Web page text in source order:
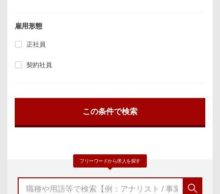
雇用形態
正社員
契約社員
フリーワードから求人を探す